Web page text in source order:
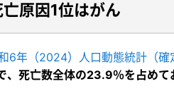
亡原因1位はがん
6年（2024）人口動態統計（確
、死亡数全体の23.9％を占めて